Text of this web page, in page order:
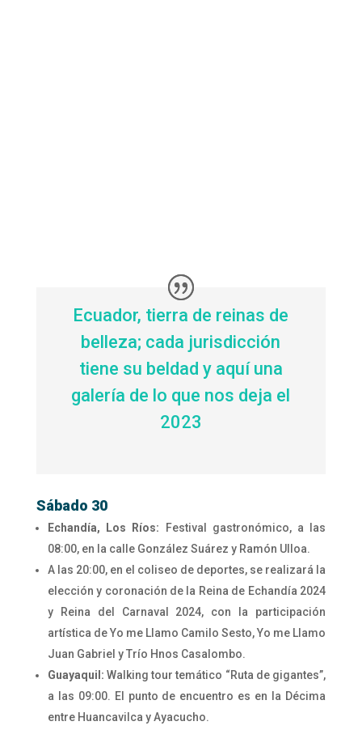
Ecuador, tierra de reinas de
belleza; cada jurisdicción
tiene su beldad y aquí una
galería de lo que nos deja el
2023
Sábado 30
Echandía, Los Ríos:
Festival gastronómico, a las
08:00, en la calle González Suárez y Ramón Ulloa.
A las 20:00, en el coliseo de deportes, se realizará la
elección y coronación de la Reina de Echandía 2024
y Reina del Carnaval 2024, con la participación
artística de Yo me Llamo Camilo Sesto, Yo me Llamo
Juan Gabriel y Trío Hnos Casalombo.
Guayaquil: Walking tour temático “Ruta de gigantes”,
a las 09:00. El punto de encuentro es en la Décima
entre Huancavilca y Ayacucho.